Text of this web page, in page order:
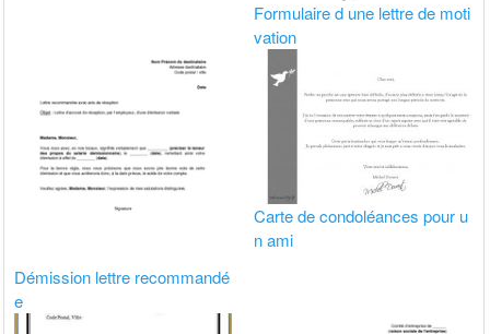
Formulaire d une lettre de moti
vation
Démission lettre recommandé
e
Carte de condoléances pour u
n ami